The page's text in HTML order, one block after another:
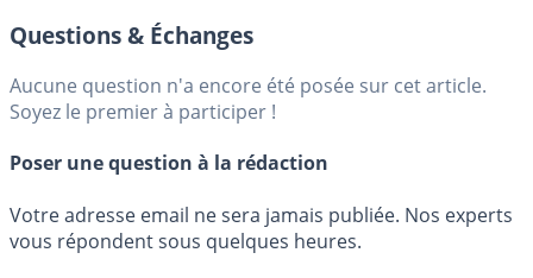
Questions & Échanges
Aucune question n'a encore été posée sur cet article.
Soyez le premier à participer !
Poser une question à la rédaction
Votre adresse email ne sera jamais publiée. Nos experts
vous répondent sous quelques heures.